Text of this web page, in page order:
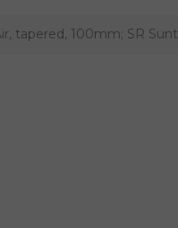
tapered, 100mm; SR